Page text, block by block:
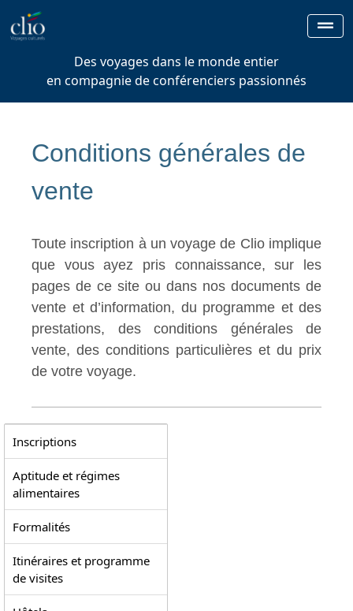
Des voyages dans le monde entier
en compagnie de conférenciers passionnés
Conditions générales de
vente
Toute inscription à un voyage de Clio implique
que vous ayez pris connaissance, sur les
pages de ce site ou dans nos documents de
vente et d’information, du programme et des
prestations, des conditions générales de
vente, des conditions particulières et du prix
de votre voyage.
Inscriptions
Aptitude et régimes
alimentaires
Formalités
Itinéraires et programme
de visites